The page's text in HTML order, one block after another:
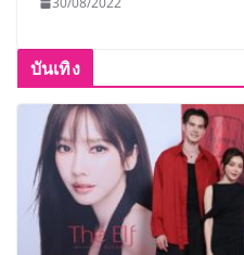
บันเทิง